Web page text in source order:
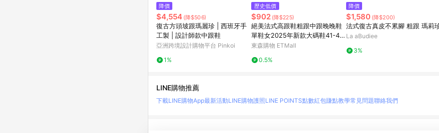
降價
$4,554 (降$506)
復古方頭坡跟瑪麗珍 | 西班牙手
工製 | 設計師款中跟鞋
亞洲跨境設計購物平台 Pinkoi
1%
歷史低價
$902 (降$225)
絕美法式高跟鞋粗跟中跟晚晚鞋
單鞋女2025年新款大碼鞋41-43
夏季
東森購物 ETMall
0.5%
降價
$1,580 (降$200)
法式復古真皮不累腳 粗跟 瑪莉
La aBudiee
3%
LINE購物推薦
下載LINE購物App最新活動LINE購物護照LINE POINTS點數紅包賺點教學常見問題聯絡我們